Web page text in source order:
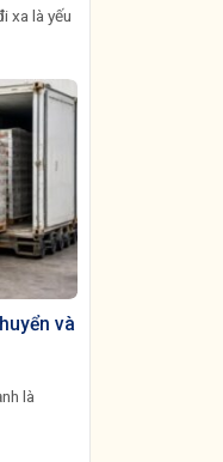
xa là yếu
và
là